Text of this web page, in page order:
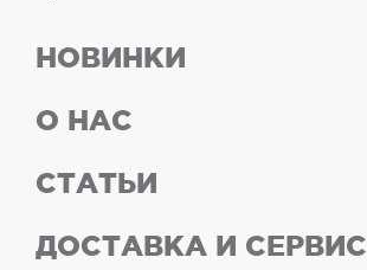
НОВИНКИ
О НАС
СТАТЬИ
ДОСТАВКА И СЕРВИС